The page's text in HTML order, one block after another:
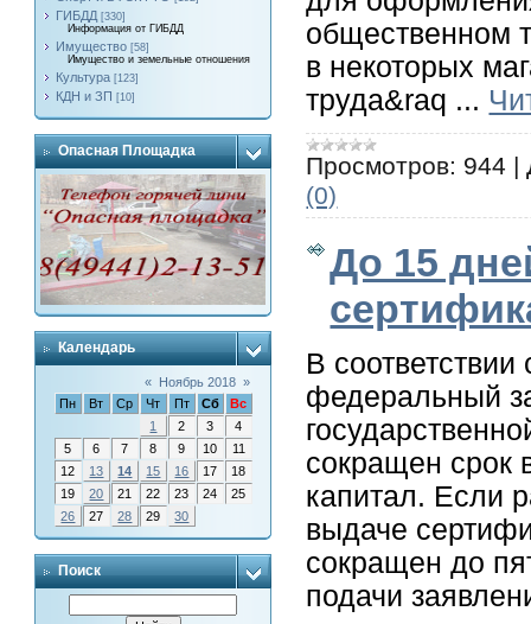
ГИБДД [330]
Информация от ГИБДД
Имущество [58]
Имущество и земельные отношения
Культура [123]
КДН и ЗП [10]
Опасная Площадка
Календарь
« Ноябрь 2018 »
Пн
Вт Ср Чт Пт Сб
Вс
1
2 3
4
5
6 7 8 9 10
11
12
13 14 15 16 17
18
19
20 21 22 23 24
25
26
27 28 29 30
Поиск
общественном
в некоторых
труда&raq ...
Просмотров: 944 |
(0)
До 15
В
федеральный
сокращен срок
капитал. Если
выдаче
сокращен до
подачи